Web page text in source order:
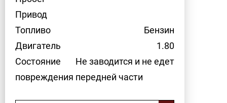
Привод
Топливо
Бензин
Двигатель
1.80
Состояние
Не заводится и не едет
повреждения передней части